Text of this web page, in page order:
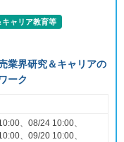
キャリア教育等
業界研究＆キャリアの
ーク
、08/24 10:00、
、09/20 10:00、